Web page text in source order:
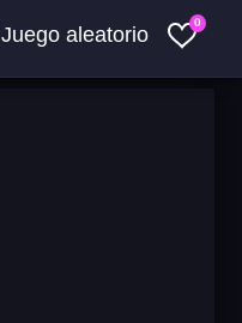
0
Juego aleatorio